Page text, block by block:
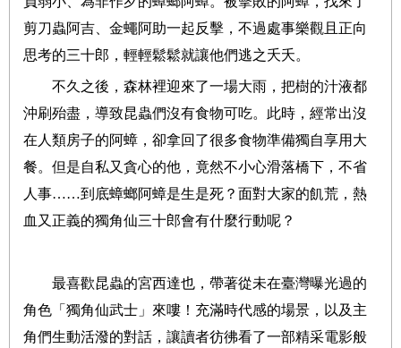
剪刀蟲阿吉、金蠅阿助一起反擊，不過處事樂觀且正向
思考的三十郎，輕輕鬆鬆就讓他們逃之夭夭。
不久之後，森林裡迎來了一場大雨，把樹的汁液都
沖刷殆盡，導致昆蟲們沒有食物可吃。此時，經常出沒
在人類房子的阿蟑，卻拿回了很多食物準備獨自享用大
餐。但是自私又貪心的他，竟然不小心滑落橋下，不省
人事……到底蟑螂阿蟑是生是死？面對大家的飢荒，熱
血又正義的獨角仙三十郎會有什麼行動呢？
最喜歡昆蟲的宮西達也，帶著從未在臺灣曝光過的
角色「獨角仙武士」來嘍！充滿時代感的場景，以及主
角們生動活潑的對話，讓讀者彷彿看了一部精采電影般